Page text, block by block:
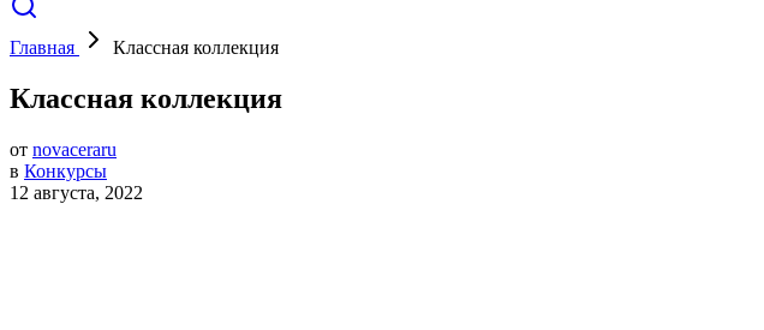
Главная Классная коллекция
Классная коллекция
от novaceraru
в Конкурсы
12 августа, 2022